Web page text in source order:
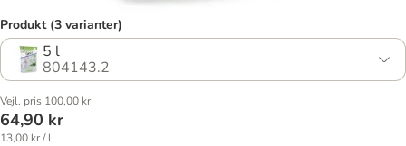
Produkt (3 varianter)
5 l
804143.2
Vejl. pris 100,00 kr
64,90 kr
13,00 kr / l